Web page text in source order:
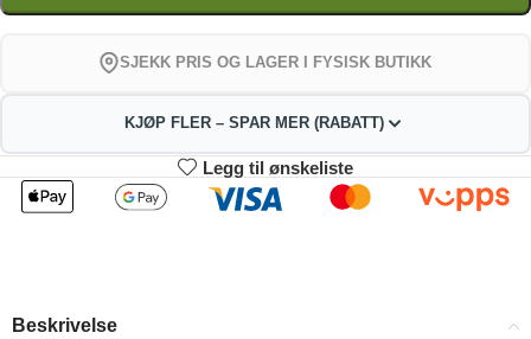
SJEKK PRIS OG LAGER I FYSISK BUTIKK
KJØP FLER – SPAR MER (RABATT)
2
298.98
kr
3-4
295.96
4%
Legg til ønskeliste
Beskrivelse